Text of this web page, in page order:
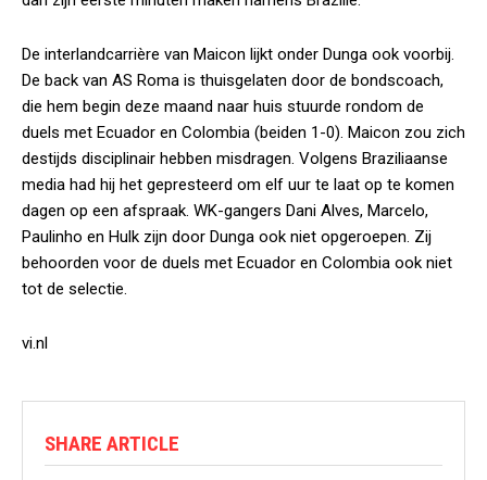
De interlandcarrière van Maicon lijkt onder Dunga ook voorbij.
De back van AS Roma is thuisgelaten door de bondscoach,
die hem begin deze maand naar huis stuurde rondom de
duels met Ecuador en Colombia (beiden 1-0). Maicon zou zich
destijds disciplinair hebben misdragen. Volgens Braziliaanse
media had hij het gepresteerd om elf uur te laat op te komen
dagen op een afspraak. WK-gangers Dani Alves, Marcelo,
Paulinho en Hulk zijn door Dunga ook niet opgeroepen. Zij
behoorden voor de duels met Ecuador en Colombia ook niet
tot de selectie.
vi.nl
SHARE ARTICLE